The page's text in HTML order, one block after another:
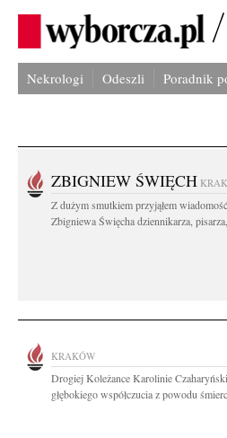
Nekrologi Odeszli Poradnik
ZBIGNIEW ŚWIĘCH
Z dużym smutkiem przyjąłem
Zbigniewa Święcha dziennikarza,
KRAKÓW
Drogiej Koleżance Karolinie
głębokiego współczucia z powodu